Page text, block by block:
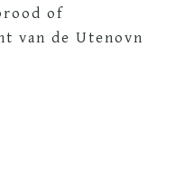
of
van de Utenovn